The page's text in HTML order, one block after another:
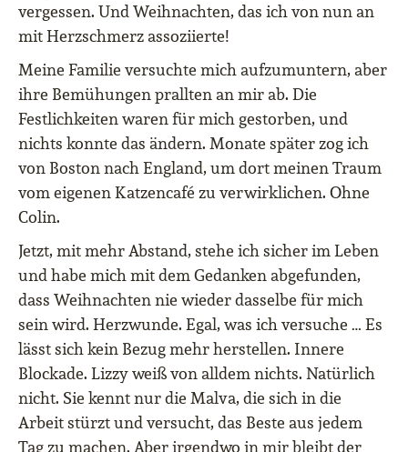
vergessen. Und Weihnachten, das ich von nun an
mit Herzschmerz assoziierte!
Meine Familie versuchte mich aufzumuntern, aber
ihre Bemühungen prallten an mir ab. Die
Festlichkeiten waren für mich gestorben, und
nichts konnte das ändern. Monate später zog ich
von Boston nach England, um dort meinen Traum
vom eigenen Katzencafé zu verwirklichen. Ohne
Colin.
Jetzt, mit mehr Abstand, stehe ich sicher im Leben
und habe mich mit dem Gedanken abgefunden,
dass Weihnachten nie wieder dasselbe für mich
sein wird. Herzwunde. Egal, was ich versuche … Es
lässt sich kein Bezug mehr herstellen. Innere
Blockade. Lizzy weiß von alldem nichts. Natürlich
nicht. Sie kennt nur die Malva, die sich in die
Arbeit stürzt und versucht, das Beste aus jedem
Tag zu machen. Aber irgendwo in mir bleibt der